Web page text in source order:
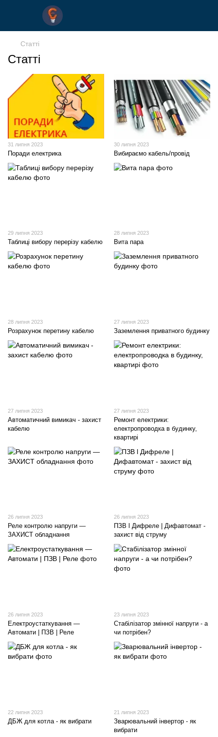
Статті
Статті
31 липня 2023
Поради електрика
30 липня 2023
Вибираємо кабель/провід
29 липня 2023
Таблиці вибору перерізу кабелю
28 липня 2023
Вита пара
28 липня 2023
Розрахунок перетину кабелю
27 липня 2023
Заземлення приватного будинку
27 липня 2023
Автоматичний вимикач - захист
кабелю
27 липня 2023
Ремонт електрики:
електропроводка в будинку,
квартирі
26 липня 2023
Реле контролю напруги —
ЗАХИСТ обладнання
26 липня 2023
ПЗВ l Дифреле | Дифавтомат -
захист від струму
26 липня 2023
Електроустаткування —
Автомати | ПЗВ | Реле
23 липня 2023
Стабілізатор змінної напруги - а
чи потрібен?
22 липня 2023
ДБЖ для котла - як вибрати
21 липня 2023
Зварювальний інвертор - як
вибрати